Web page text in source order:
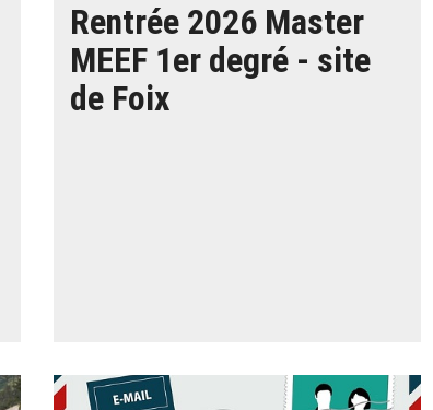
Rentrée 2026 Master
MEEF 1er degré - site
de Foix